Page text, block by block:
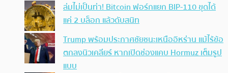
ล่มไม่เป็นท่า! Bitcoin ฟอร์กแยก BIP-110 ขุดได้
แค่ 2 บล็อก แล้วดับสนิท
Trump พร้อมประกาศชัยชนะเหนืออิหร่าน แม้ไร้ข้อ
ตกลงนิวเคลียร์ หากเปิดช่องแคบ Hormuz เต็มรูป
แบบ